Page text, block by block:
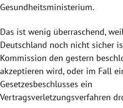
Gesundheitsministerium.
Das ist wenig überraschend,
Deutschland noch nicht sicher
Kommission den gestern
akzeptieren wird, oder im Fall
Gesetzesbeschlusses ein
Vertragsverletzungsverfahren